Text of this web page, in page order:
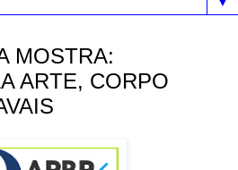
MOSTRA:
ARTE, CORPO